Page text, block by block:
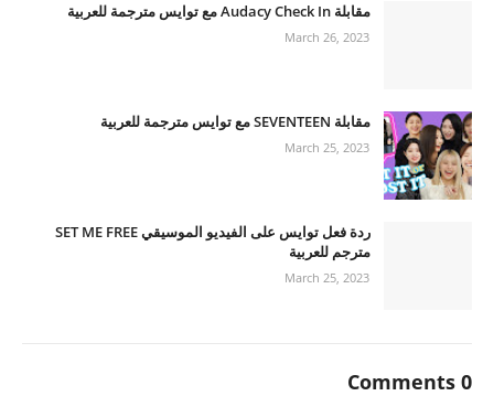
مقابلة Audacy Check In مع توايس مترجمة للعربية
March 26, 2023
مقابلة SEVENTEEN مع توايس مترجمة للعربية
March 25, 2023
ردة فعل توايس على الفيديو الموسيقي SET ME FREE
مترجم للعربية
March 25, 2023
0 Comments